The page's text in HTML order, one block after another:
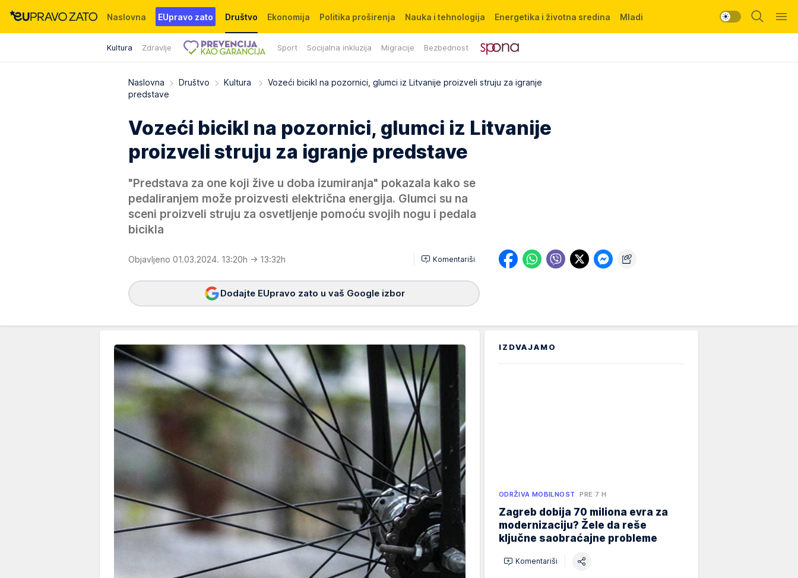
Naslovna EUpravo zato Društvo
Kultura Zdravlje Sport Socijalna inkluzija Migracije Bezbednost
Ekonomija Politika proširenja Nauka i tehnologija Energetika i životna sredina Mladi
Događaji News WMG fondacija
Naslovna Društvo Kultura
Vozeći bicikl na pozornici, glumci iz Litvanije proizveli struju za igranje
predstave
Vozeći bicikl na pozornici, glumci iz Litvanije
proizveli struju za igranje predstave
"Predstava za one koji žive u doba izumiranja" pokazala kako se
pedaliranjem može proizvesti električna energija. Glumci su na
sceni proizveli struju za osvetljenje pomoću svojih nogu i pedala
bicikla
Objavljeno 01.03.2024. 13:20h → 13:32h Komentariši
Dodajte EUpravo zato u vaš Google izbor
IZDVAJAMO
ODRŽIVA MOBILNOST PRE 7 H
Zagreb dobija 70 miliona evra za
modernizaciju? Žele da reše
ključne saobraćajne probleme
Komentariši